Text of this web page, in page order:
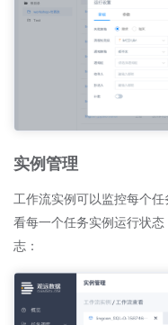
实例管理
工作流实例可以监控每个
看每一个任务实例运行状
志：